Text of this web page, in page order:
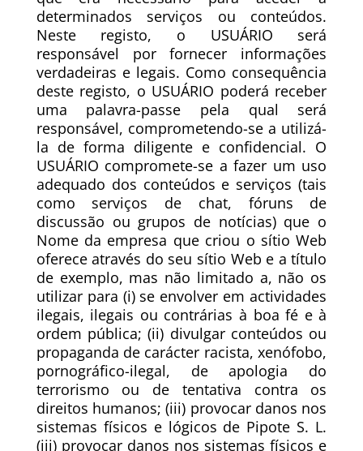
determinados serviços ou conteúdos.
Neste registo, o USUÁRIO será
responsável por fornecer informações
verdadeiras e legais. Como consequência
deste registo, o USUÁRIO poderá receber
uma palavra-passe pela qual será
responsável, comprometendo-se a utilizá-
la de forma diligente e confidencial. O
USUÁRIO compromete-se a fazer um uso
adequado dos conteúdos e serviços (tais
como serviços de chat, fóruns de
discussão ou grupos de notícias) que o
Nome da empresa que criou o sítio Web
oferece através do seu sítio Web e a título
de exemplo, mas não limitado a, não os
utilizar para (i) se envolver em actividades
ilegais, ilegais ou contrárias à boa fé e à
ordem pública; (ii) divulgar conteúdos ou
propaganda de carácter racista, xenófobo,
pornográfico-ilegal, de apologia do
terrorismo ou de tentativa contra os
direitos humanos; (iii) provocar danos nos
sistemas físicos e lógicos de Pipote S. L.
(iii) provocar danos nos sistemas físicos e